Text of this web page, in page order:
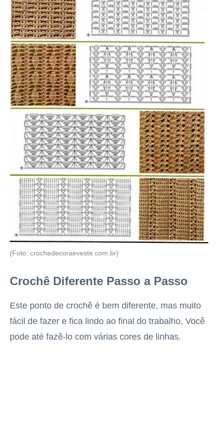
(Foto: crochedecoraeveste.com.br)
Crochê Diferente Passo a Passo
Este ponto de crochê é bem diferente, mas muito
fácil de fazer e fica lindo ao final do trabalho. Você
pode até fazê-lo com várias cores de linhas.